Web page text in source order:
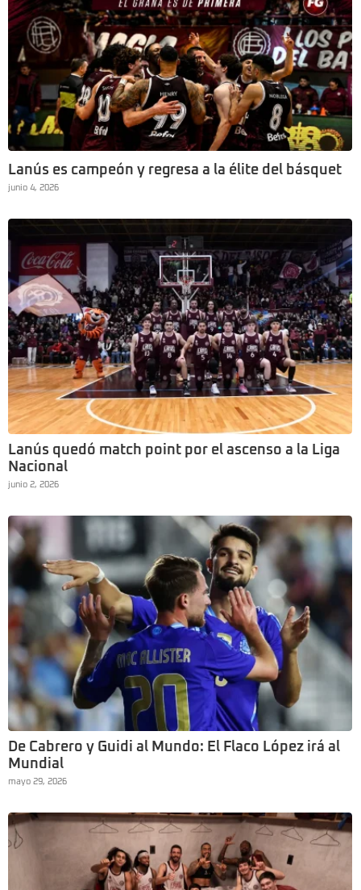
Lanús es campeón y regresa a la élite del básquet
junio 4, 2026
Lanús quedó match point por el ascenso a la Liga
Nacional
junio 2, 2026
De Cabrero y Guidi al Mundo: El Flaco López irá al
Mundial
mayo 29, 2026